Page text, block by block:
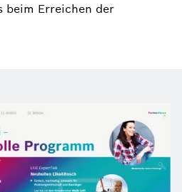
beim Erreichen der